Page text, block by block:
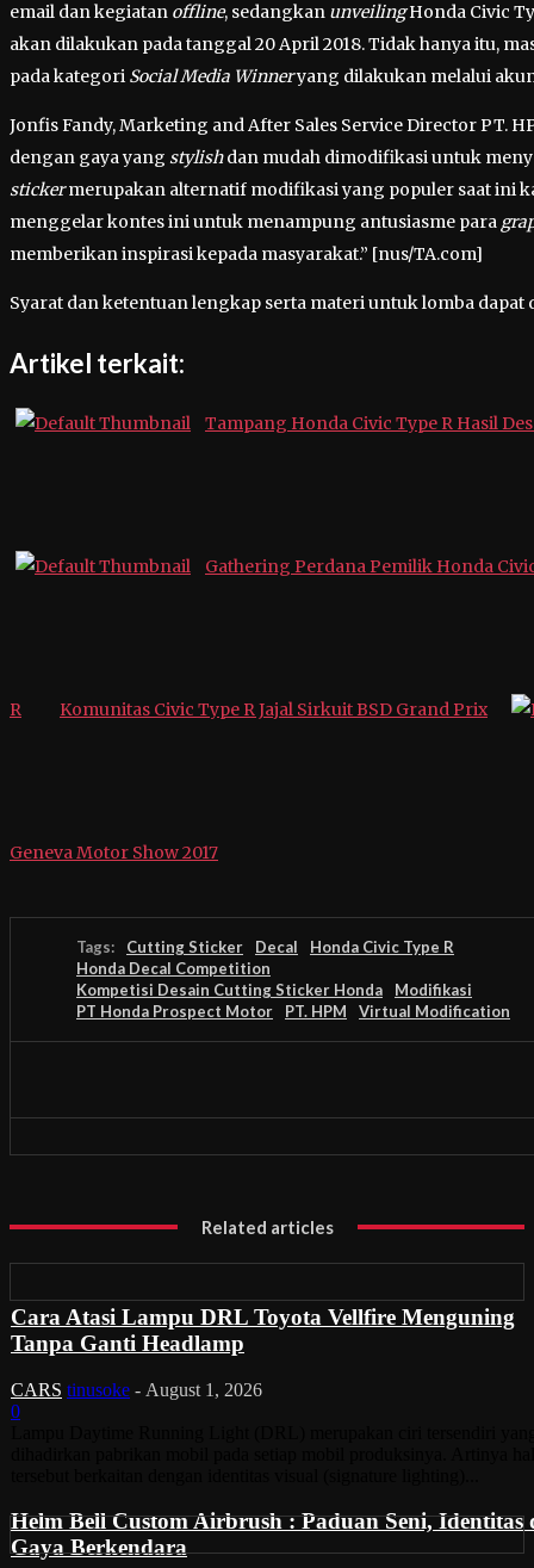
email dan kegiatan offline, sedangkan unveilingHonda Civic
akan dilakukan pada tanggal 20 April 2018. Tidak hanya itu,
pada kategori Social Media Winneryang dilakukan melalui
Jonfis Fandy, Marketing and After Sales Service Director PT.
dengan gaya yang stylishdan mudah dimodifikasi untuk
stickermerupakan alternatif modifikasi yang populer saat ini
menggelar kontes ini untuk menampung antusiasme para
memberikan inspirasi kepada masyarakat.” [nus/TA.com]
Syarat dan ketentuan lengkap serta materi untuk lomba dapat
Artikel terkait:
Tampang Honda Civic Type R Hasil
Gathering Perdana Pemilik Honda
R Komunitas Civic Type R Jajal Sirkuit BSD Grand Prix
Geneva Motor Show 2017
Tags: Cutting Sticker Decal
Honda Civic Type R
Honda Decal Competition
Kompetisi Desain Cutting Sticker Honda
Modifikasi
PT Honda Prospect Motor
PT. HPM Virtual Modification
Related articles
Cara Atasi Lampu DRL Toyota Vellfire Menguning
Tanpa Ganti Headlamp
CARS tinusoke - August 1, 2026
0
Helm Bell Custom Airbrush : Paduan Seni, Identitas
Gaya Berkendara